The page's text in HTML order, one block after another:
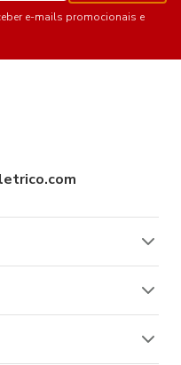
e-mails promocionais e